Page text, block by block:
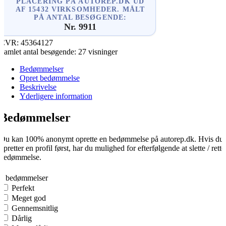
AF 15432 VIRKSOMHEDER. MÅLT
PÅ ANTAL BESØGENDE:
Nr. 9911
45364127
antal besøgende: 27 visninger
Bedømmelser
Opret bedømmelse
Beskrivelse
Yderligere information
kan 100% anonymt oprette en bedømmelse på autorep.dk. Hvis du
en profil først, har du mulighed for efterfølgende at slette /
bedømmelser
Perfekt
Meget god
Gennemsnitlig
Dårlig